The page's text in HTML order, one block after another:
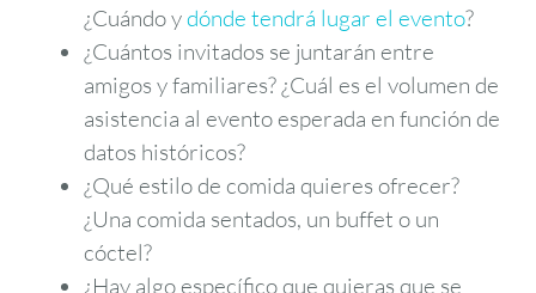
¿Cuándo ydónde tendrá lugar el evento?
¿Cuántos invitados se juntarán entre
amigos y familiares? ¿Cuál es el volumen de
asistencia al evento esperada en función de
datos históricos?
¿Qué estilo de comida quieres ofrecer?
¿Una comida sentados, un buffet o un
cóctel?
¿Hay algo específico que quieras que se